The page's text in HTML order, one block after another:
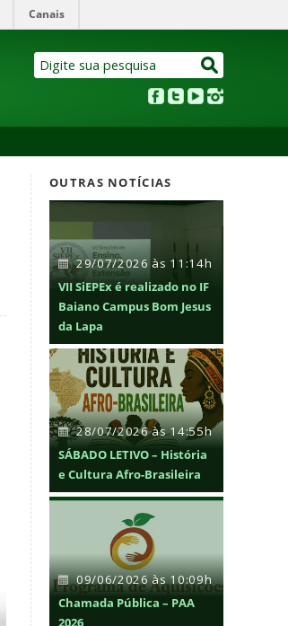
Canais
OUTRAS NOTÍCIAS
29/07/2026 às 11:14h
VII SiEPEx é realizado no IF
Baiano Campus Bom Jesus
da Lapa
28/07/2026 às 14:55h
SÁBADO LETIVO – História
e Cultura Afro-Brasileira
09/06/2026 às 10:09h
Chamada Pública – PAA
2026